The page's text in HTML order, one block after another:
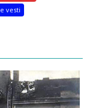
vesti